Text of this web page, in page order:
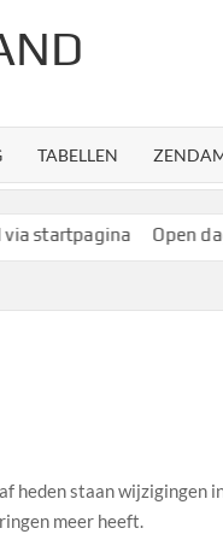
TABELLEN
Open dag
heden staan wijzigingen
meer heeft.